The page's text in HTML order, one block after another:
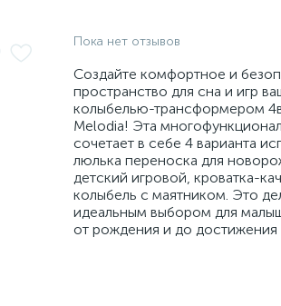
Пока нет отзывов
Создайте комфортное и
пространство для сна и игр
колыбелью-трансформером
Melodia! Эта
сочетает в себе 4 варианта
люлька переноска для
детский игровой, кроватка-
колыбель с маятником. Это
идеальным выбором для
от рождения и до достижения